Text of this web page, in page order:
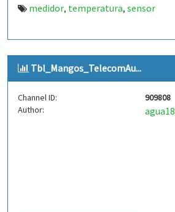
medidor, temperatura, sensor
Tbl_Mangos_TelecomAu...
Channel ID:
909808
Author:
agua18